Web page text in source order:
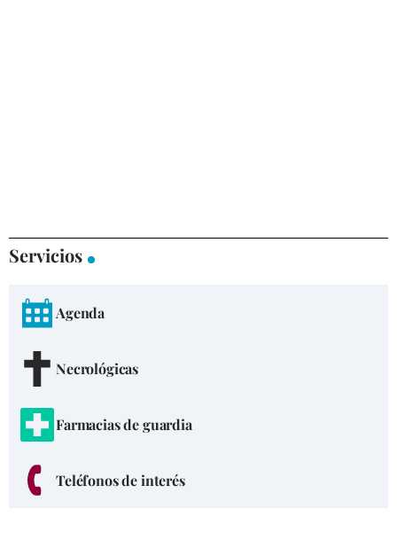
Servicios
Agenda
Necrológicas
Farmacias de guardia
Teléfonos de interés